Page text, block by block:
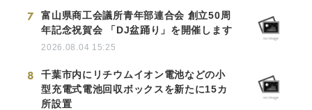
7
富山県商工会議所青年部連合会 創立50周
年記念祝賀会 「DJ盆踊り」を開催します
2026.08.04 15:25
8
千葉市内にリチウムイオン電池などの小
型充電式電池回収ボックスを新たに15カ
所設置